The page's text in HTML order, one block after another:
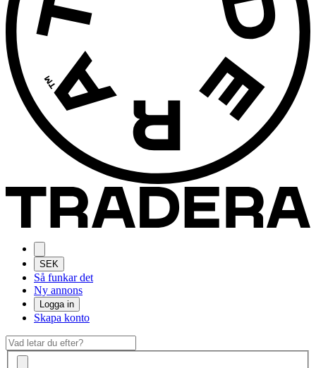
SEK
Så funkar det
Ny annons
Logga in
Skapa konto